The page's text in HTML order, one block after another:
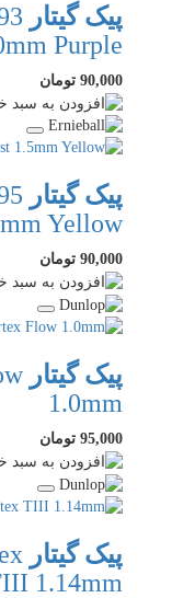
پیک گیتار 1.0mm
Purple
90,000 تومان
پیک گیتار 1.5mm
Yellow
90,000 تومان
پیک گیتار 1.0mm
1.0mm
95,000 تومان
پیک گیتار 1.14mm
1.14mm